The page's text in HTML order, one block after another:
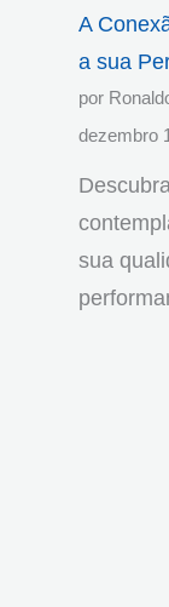
A
a sua
por
dezembro
sua